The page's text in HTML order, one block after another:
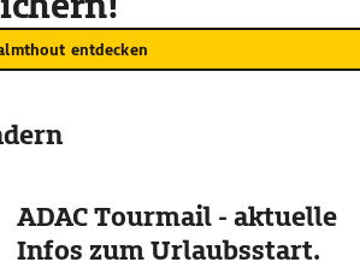
entdecken
ADAC Tourmail - aktuelle
Infos zum Urlaubsstart.